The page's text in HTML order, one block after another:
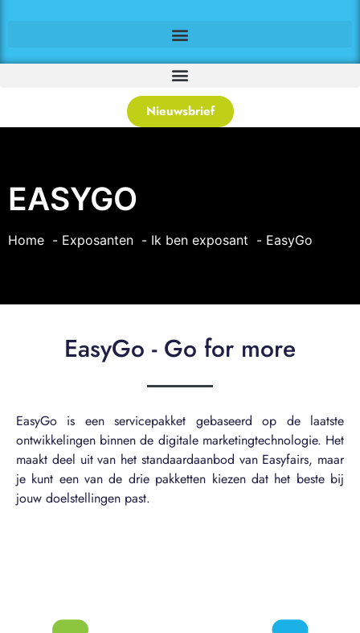
Nieuwsbrief
EASYGO
Home Exposanten Ik ben exposant EasyGo
EasyGo - Go for more
EasyGo is een servicepakket gebaseerd op de laatste
ontwikkelingen binnen de digitale marketingtechnologie. Het
maakt deel uit van het standaardaanbod van Easyfairs, maar
je kunt een van de drie pakketten kiezen dat het beste bij
jouw doelstellingen past.